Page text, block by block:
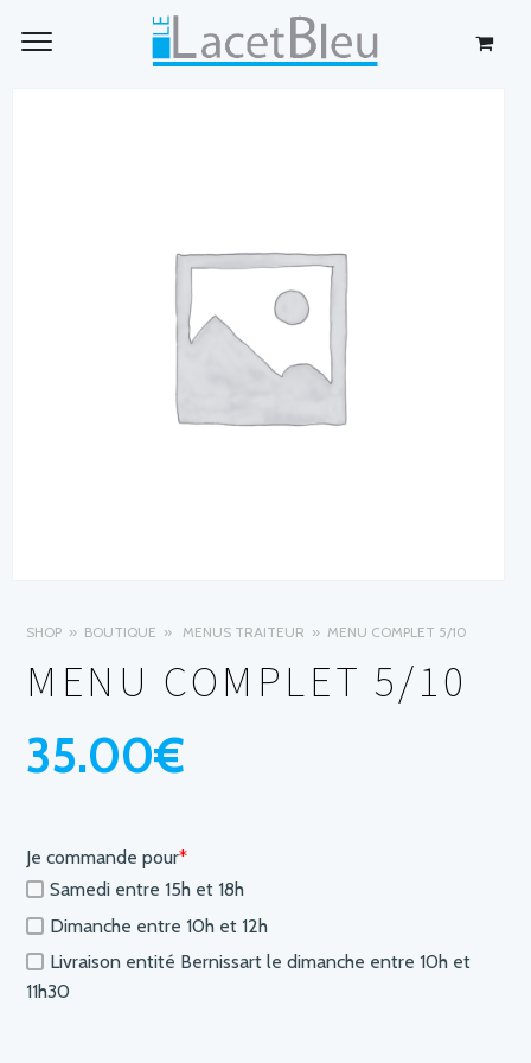
SHOP BOUTIQUE MENUS TRAITEUR MENU COMPLET 5/10
MENU COMPLET 5/10
35.00€
Je commande pour*
Samedi entre 15h et 18h
Dimanche entre 10h et 12h
Livraison entité Bernissart le dimanche entre 10h et
11h30